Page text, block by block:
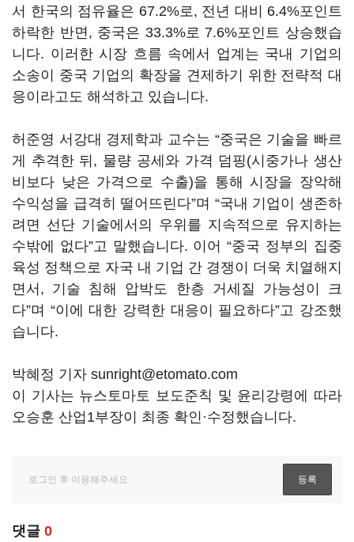
서 한국의 점유율은 67.2%로, 전년 대비 6.4%포인트
하락한 반면, 중국은 33.3%로 7.6%포인트 상승했습
니다. 이러한 시장 흐름 속에서 업계는 국내 기업의
소송이 중국 기업의 확장을 견제하기 위한 전략적 대
응이라고도 해석하고 있습니다.
허준영 서강대 경제학과 교수는 “중국은 기술을 빠르
게 추격한 뒤, 물량 공세와 가격 덤핑(시중가나 생산
비보다 낮은 가격으로 수출)을 통해 시장을 장악해
수익성을 급격히 떨어뜨린다”며 “국내 기업이 생존하
려면 선단 기술에서의 우위를 지속적으로 유지하는
수밖에 없다”고 말했습니다. 이어 “중국 정부의 집중
육성 정책으로 자국 내 기업 간 경쟁이 더욱 치열해지
면서, 기술 침해 압박도 한층 거세질 가능성이 크
다”며 “이에 대한 강력한 대응이 필요하다”고 강조했
습니다.
박혜정 기자 sunright@etomato.com
이 기사는 뉴스토마토 보도준칙 및 윤리강령에 따라
오승훈 산업1부장이 최종 확인·수정했습니다.
댓글 0